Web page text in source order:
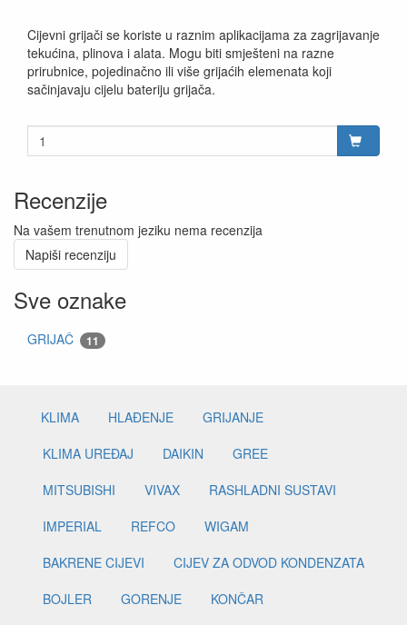
Cijevni grijači se koriste u raznim aplikacijama za zagrijavanje
tekućina, plinova i alata. Mogu biti smješteni na razne
prirubnice, pojedinačno ili više grijaćih elemenata koji
sačinjavaju cijelu bateriju grijača.
Recenzije
Na vašem trenutnom jeziku nema recenzija
Napiši recenziju
Sve oznake
GRIJAČ 11
KLIMA HLAĐENJE
GRIJANJE
KLIMA UREĐAJ
DAIKIN
GREE
MITSUBISHI
VIVAX
RASHLADNI SUSTAVI
IMPERIAL
REFCO
WIGAM
BAKRENE CIJEVI
CIJEV ZA ODVOD KONDENZATA
BOJLER
GORENJE
KONČAR